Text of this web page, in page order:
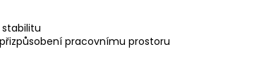
pracovnímu prostoru